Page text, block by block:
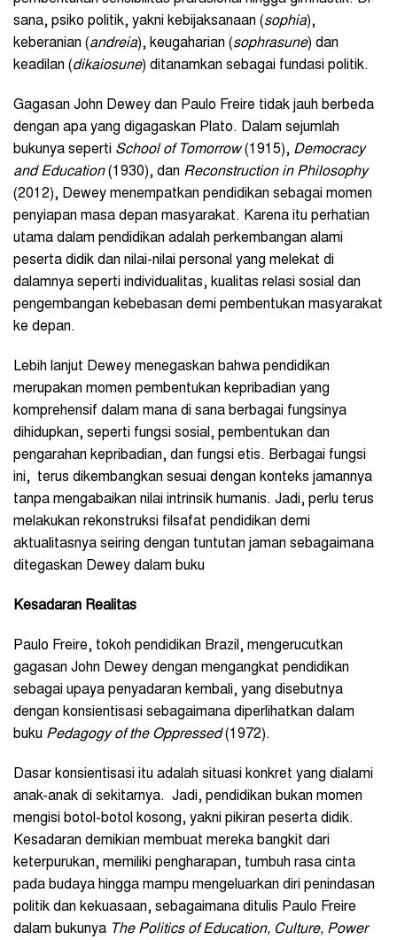
sana, psiko politik, yakni kebijaksanaan (sophia),
keberanian (andreia), keugaharian (sophrasune) dan
keadilan (dikaiosune) ditanamkan sebagai fundasi politik.
Gagasan John Dewey dan Paulo Freire tidak jauh berbeda
dengan apa yang digagaskan Plato. Dalam sejumlah
bukunya seperti School of Tomorrow(1915), Democracy
and Education(1930), dan Reconstruction in Philosophy
(2012), Dewey menempatkan pendidikan sebagai momen
penyiapan masa depan masyarakat. Karena itu perhatian
utama dalam pendidikan adalah perkembangan alami
peserta didik dan nilai-nilai personal yang melekat di
dalamnya seperti individualitas, kualitas relasi sosial dan
pengembangan kebebasan demi pembentukan masyarakat
ke depan.
Lebih lanjut Dewey menegaskan bahwa pendidikan
merupakan momen pembentukan kepribadian yang
komprehensif dalam mana di sana berbagai fungsinya
dihidupkan, seperti fungsi sosial, pembentukan dan
pengarahan kepribadian, dan fungsi etis. Berbagai fungsi
ini, terus dikembangkan sesuai dengan konteks jamannya
tanpa mengabaikan nilai intrinsik humanis. Jadi, perlu terus
melakukan rekonstruksi filsafat pendidikan demi
aktualitasnya seiring dengan tuntutan jaman sebagaimana
ditegaskan Dewey dalam buku
Kesadaran Realitas
Paulo Freire, tokoh pendidikan Brazil, mengerucutkan
gagasan John Dewey dengan mengangkat pendidikan
sebagai upaya penyadaran kembali, yang disebutnya
dengan konsientisasi sebagaimana diperlihatkan dalam
buku Pedagogy of the Oppressed(1972).
Dasar konsientisasi itu adalah situasi konkret yang dialami
anak-anak di sekitarnya. Jadi, pendidikan bukan momen
mengisi botol-botol kosong, yakni pikiran peserta didik.
Kesadaran demikian membuat mereka bangkit dari
keterpurukan, memiliki pengharapan, tumbuh rasa cinta
pada budaya hingga mampu mengeluarkan diri penindasan
politik dan kekuasaan, sebagaimana ditulis Paulo Freire
dalam bukunya The Politics of Education, Culture, Power